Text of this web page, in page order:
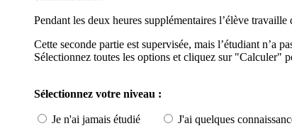
Pendant les deux heures supplémentaires l’élève
Cette seconde partie est supervisée, mais l’étudiant n’a
Sélectionnez toutes les options et cliquez sur "Calculer"
Sélectionnez votre niveau :
Je n'ai jamais étudié
J'ai quelques